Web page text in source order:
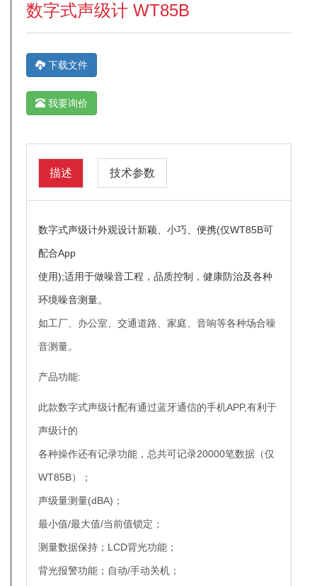
数字式声级计 WT85B
下载文件
我要询价
描述 技术参数
数字式声级计外观设计新颖、小巧、便携(仅WT85B可
配合App
使用);适用于做噪音工程，品质控制，健康防治及各种
环境噪音测量。
如工厂、办公室、交通道路、家庭、音响等各种场合噪
音测量。
产品功能:
此款数字式声级计配有通过蓝牙通信的手机APP,有利于
声级计的
各种操作还有记录功能，总共可记录20000笔数据（仅
WT85B）；
声级量测量(dBA)；
最小值/最大值/当前值锁定；
测量数据保持；LCD背光功能；
背光报警功能；自动/手动关机；